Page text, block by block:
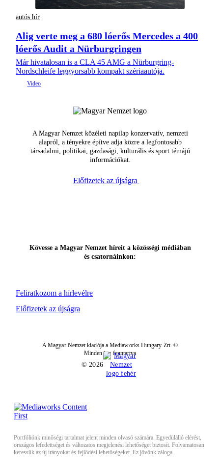
autós hír
Alig verte meg a 680 lóerős Mercedes a 400
lóerős Audit a Nürburgringen
Már hivatalosan is a CLA 45 AMG a Nürburgring-
Nordschleife leggyorsabb kompakt szériaautója.
A Magyar Nemzet közéleti napilap konzervatív, nemzeti
alapról, a tényekre építve adja közre a legfontosabb
társadalmi, politikai, gazdasági, kulturális és sport témájú
információkat.
Előfizetek az újságra
Feliratkozom a hírlevélre
Kövesse a Magyar Nemzet híreit a közösségi médiában
és csatornáinkon:
Előfizetek az újságra
A Magyar Nemzet kiadója a Mediaworks Hungary Zrt. ©
Minden jog fenntartva
© 2026
Portfóliónk minőségi tartalmat jelent minden olvasó számára. Egyedülálló elérést,
országos lefedettséget és változatos megjelenési lehetőséget biztosít. Folyamatosan
keressük az új irányokat és fejlődési lehetőségeket. Ez jövőnk záloga.